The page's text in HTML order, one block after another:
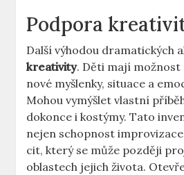
Podpora
Další výhodou dramatických
kreativity. Děti mají
nové myšlenky, situace a
Mohou vymýšlet vlastní
dokonce i kostýmy. Tato
nejen schopnost
cit, který se může později
oblastech jejich života.